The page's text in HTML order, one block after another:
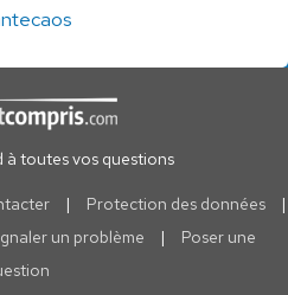
à toutes vos questions
| Protection des données
|
un problème |
Poser une